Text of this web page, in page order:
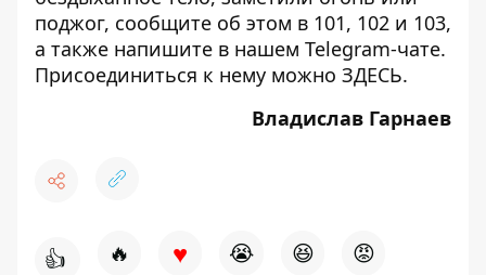
поджог, сообщите об этом в 101, 102 и 103,
а также напишите в нашем Telegram-чате.
Присоединиться к нему можно ЗДЕСЬ.
Владислав Гарнаев
👍 🔥 ♥ 😭 😆 😡